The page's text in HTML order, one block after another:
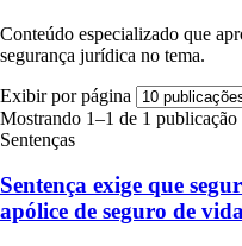
Conteúdo especializado que
segurança jurídica no tema.
Exibir por página
Mostrando 1–1 de 1 publicação
Sentenças
Sentença exige que
apólice de seguro de